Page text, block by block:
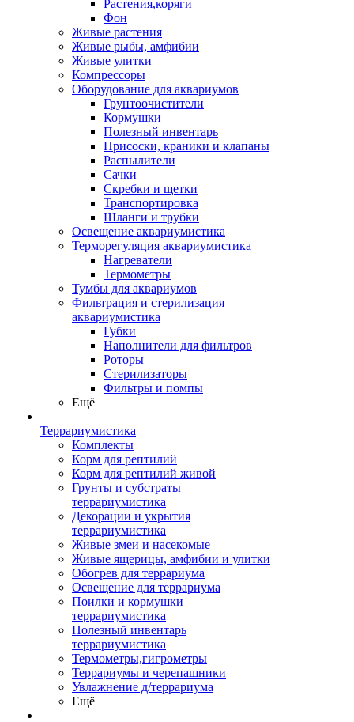
Растения,коряги
Фон
Живые растения
Живые рыбы, амфибии
Живые улитки
Компрессоры
Оборудование для аквариумов
Грунтоочистители
Кормушки
Полезный инвентарь
Присоски, краники и клапаны
Распылители
Сачки
Скребки и щетки
Транспортировка
Шланги и трубки
Освещение аквариумистика
Терморегуляция аквариумистика
Нагреватели
Термометры
Тумбы для аквариумов
Фильтрация и стерилизация
аквариумистика
Губки
Наполнители для фильтров
Роторы
Стерилизаторы
Фильтры и помпы
Ещё
Террариумистика
Комплекты
Корм для рептилий
Корм для рептилий живой
Грунты и субстраты
террариумистика
Декорации и укрытия
террариумистика
Живые змеи и насекомые
Живые ящерицы, амфибии и улитки
Обогрев для террариума
Освещение для террариума
Поилки и кормушки
террариумистика
Полезный инвентарь
террариумистика
Термометры,гигрометры
Террариумы и черепашники
Увлажнение д/террариума
Ещё